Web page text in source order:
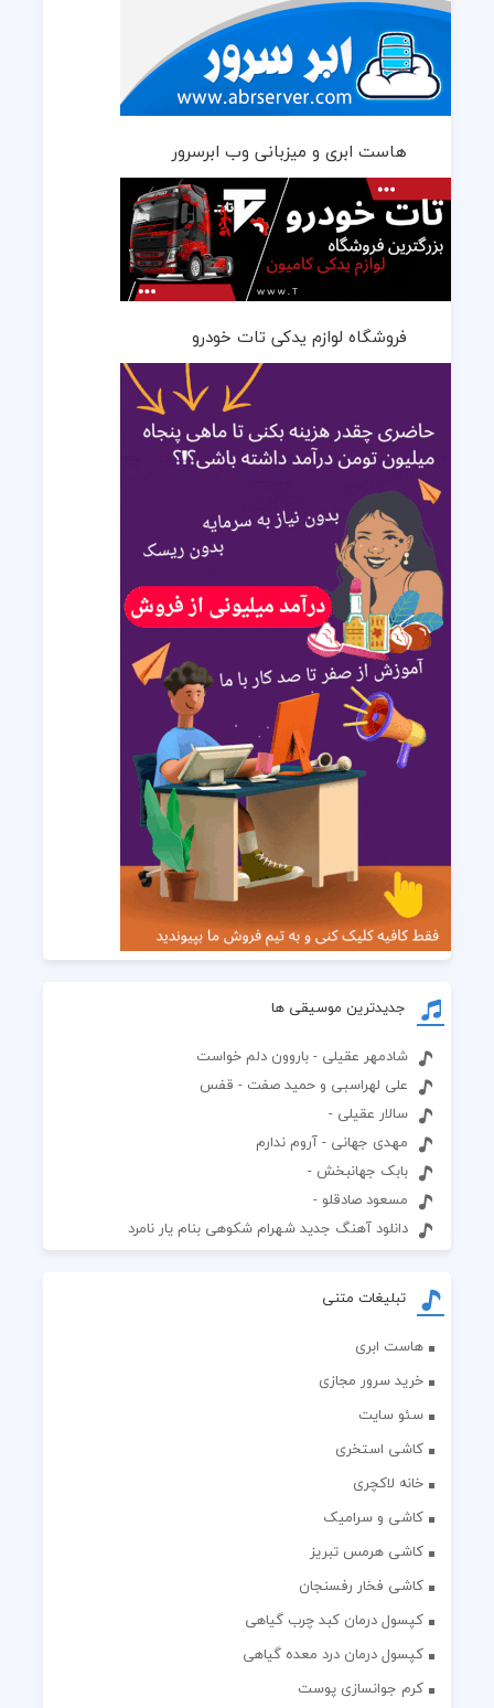
هاست ابری و میزبانی وب ابرسرور
فروشگاه لوازم یدکی تات خودرو
جدیدترین موسیقی ها
شادمهر عقیلی - باروون دلم خواست
علی لهراسبی و حمید صفت - قفس
سالار عقیلی -
مهدی جهانی - آروم ندارم
بابک جهانبخش -
مسعود صادقلو -
دانلود آهنگ جدید شهرام شکوهی بنام یار نامرد
تبلیغات متنی
هاست ابری
خرید سرور مجازی
سئو سایت
کاشی استخری
خانه لاکچری
کاشی و سرامیک
کاشی هرمس تبریز
کاشی فخار رفسنجان
کپسول درمان کبد چرب گیاهی
کپسول درمان درد معده گیاهی
کرم جوانسازی پوست